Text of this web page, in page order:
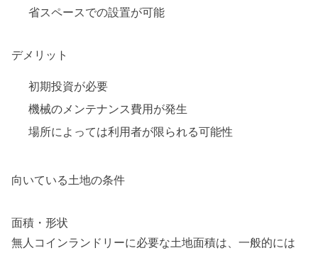
省スペースでの設置が可能
デメリット
初期投資が必要
機械のメンテナンス費用が発生
場所によっては利用者が限られる可能性
向いている土地の条件
面積・形状
無人コインランドリーに必要な土地面積は、一般的には